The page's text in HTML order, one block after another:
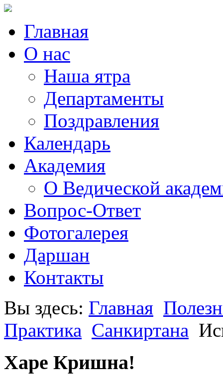
Главная
О нас
Наша ятра
Департаменты
Поздравления
Календарь
Академия
О Ведической
Вопрос-Ответ
Фотогалерея
Даршан
Контакты
Вы здесь: Главная
Практика Санкиртана
Харе Кришна!